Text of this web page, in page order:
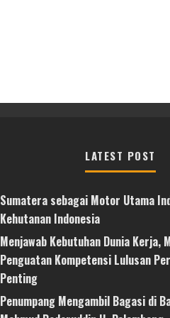
LATEST POST
Sumatera sebagai Motor Utama
Kehutanan Indonesia
Menjawab Kebutuhan Dunia Kerja,
Penguatan Kompetensi Lulusan
Penting
Penumpang Mengambil Bagasi di